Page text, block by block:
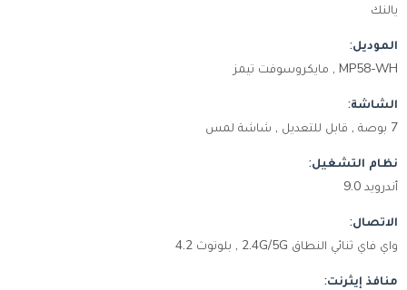
يالنك
الموديل:
MP58-WH , مايكروسوفت تيمز
الشاشة:
7 بوصة , قابل للتعديل , شاشة لمس
نظام التشغيل:
أندرويد 9.0
الاتصال:
واي فاي ثنائي النطاق 2.4G/5G , بلوتوث 4.2
منافذ إيثرنت: